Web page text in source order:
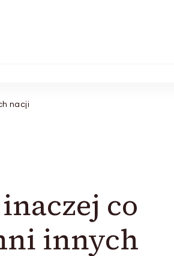
nacji
co
innych